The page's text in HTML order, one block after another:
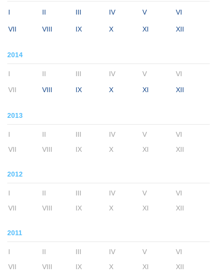
I II III IV V VI
VII VIII IX X XI XII
2014
I II III IV V VI
VII VIII IX X XI XII
2013
I II III IV V
VI
VII
VIII IX X XI XII
2012
I II III IV V
VI
VII
VIII IX X XI XII
2011
I II III IV V
VI
VII
VIII IX X XI XII